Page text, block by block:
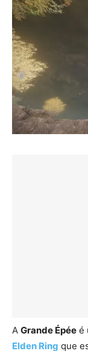
A Grande Épée é
Elden Ring que